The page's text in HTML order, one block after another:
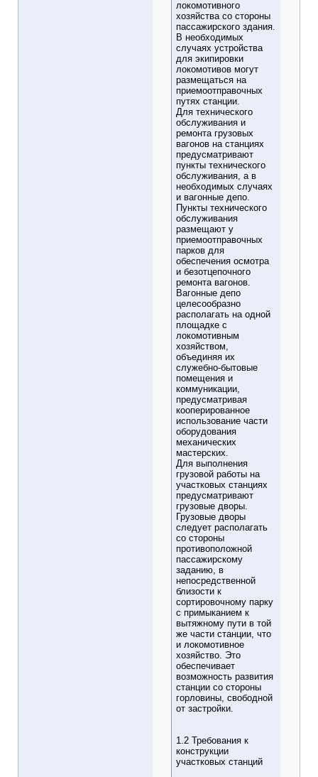
локомотивного
хозяйства со стороны
пассажирского здания.
В необходимых
случаях устройства
для экипировки
локомотивов могут
размещаться на
приемоотправочных
путях станции.
Для технического
обслуживания и
ремонта грузовых
вагонов на станциях
предусматривают
пункты технического
обслуживания, а в
необходимых случаях
и вагонные депо.
Пункты технического
обслуживания
размещают у
приемоотправочных
парков для
обеспечения осмотра
и безотцепочного
ремонта вагонов.
Вагонные депо
целесообразно
располагать на одной
площадке с
локомотивным
хозяйством,
объединяя их
служебно-бытовые
помещения и
коммуникации,
предусматривая
кооперированное
использование части
оборудования
механических
мастерских.
Для выполнения
грузовой работы на
участковых станциях
предусматривают
грузовые дворы.
Грузовые дворы
следует располагать
со стороны
противоположной
пассажирскому
заданию, в
непосредственной
близости к
сортировочному парку
с примыканием к
вытяжному пути в той
же части станции, что
и локомотивное
хозяйство. Это
обеспечивает
возможность развития
станции со стороны
горловины, свободной
от застройки.
1.2 Требования к
конструкции
участковых станций